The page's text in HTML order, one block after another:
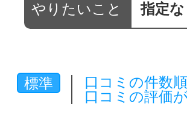
通
体
やりたいこと 指定な
標準
口コミの件数順
口コミの評価